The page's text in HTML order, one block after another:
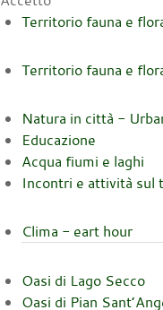
Territorio fauna e
Territorio fauna e
Natura in città -
Educazione
Acqua fiumi e laghi
Incontri e attività sul
Clima - eart hour
Oasi di Lago Secco
Oasi di Pian